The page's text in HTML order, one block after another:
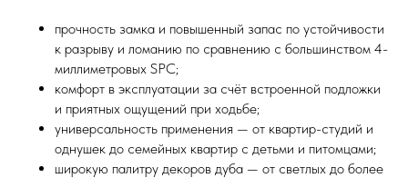
прочность замка и повышенный запас по устойчивости
к разрыву и ломанию по сравнению с большинством 4-
миллиметровых SPC;
комфорт в эксплуатации за счёт встроенной подложки
и приятных ощущений при ходьбе;
универсальность применения — от квартир-студий и
однушек до семейных квартир с детьми и питомцами;
широкую палитру декоров дуба — от светлых до более